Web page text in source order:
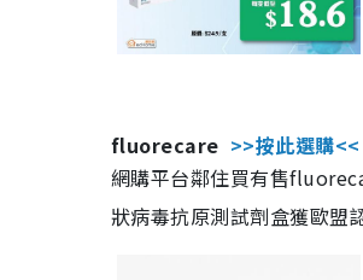
fluorecare >>按此選購<<
網購平台鄰住買有售
狀病毒抗原測試劑盒獲歐盟